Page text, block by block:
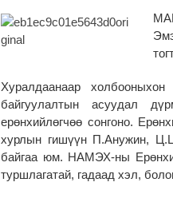
Хуралдаанаар
байгуулалтын асуудал
ерөнхийлөгчөө сонгоно.
хурлын гишүүн П.Анужин,
байгаа юм. НАМЭХ-ны
туршлагатай, гадаад хэл,